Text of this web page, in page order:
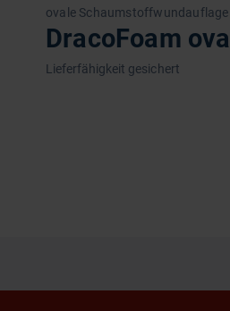
ovale Schaumstoffwundauflage
DracoFoam oval
Lieferfähigkeit gesichert